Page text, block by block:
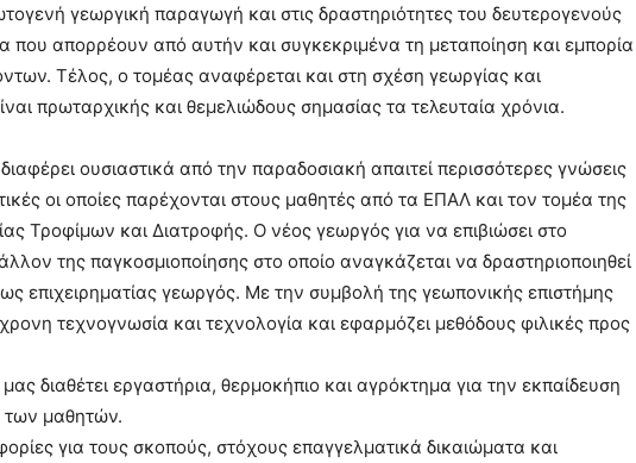
γεωργική παραγωγή και στις δραστηριότητες του δευτερογενούς
που απορρέουν από αυτήν και συγκεκριμένα τη μεταποίηση και εμπορία
Τέλος, ο τομέας αναφέρεται και στη σχέση γεωργίας και
πρωταρχικής και θεμελιώδους σημασίας τα τελευταία χρόνια.
ουσιαστικά από την παραδοσιακή απαιτεί περισσότερες γνώσεις
οι οποίες παρέχονται στους μαθητές από τα ΕΠΑΛ και τον τομέα της
Τροφίμων και Διατροφής. Ο νέος γεωργός για να επιβιώσει στο
της παγκοσμιοποίησης στο οποίο αναγκάζεται να δραστηριοποιηθεί
ως επιχειρηματίας γεωργός. Με την συμβολή της γεωπονικής επιστήμης
τεχνογνωσία και τεχνολογία και εφαρμόζει μεθόδους φιλικές προς
διαθέτει εργαστήρια, θερμοκήπιο και αγρόκτημα για την εκπαίδευση
των μαθητών.
για τους σκοπούς, στόχους επαγγελματικά δικαιώματα και